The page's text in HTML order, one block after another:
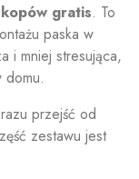
gratis. To
paska w
i mniej stresująca,
przejść od
zestawu jest